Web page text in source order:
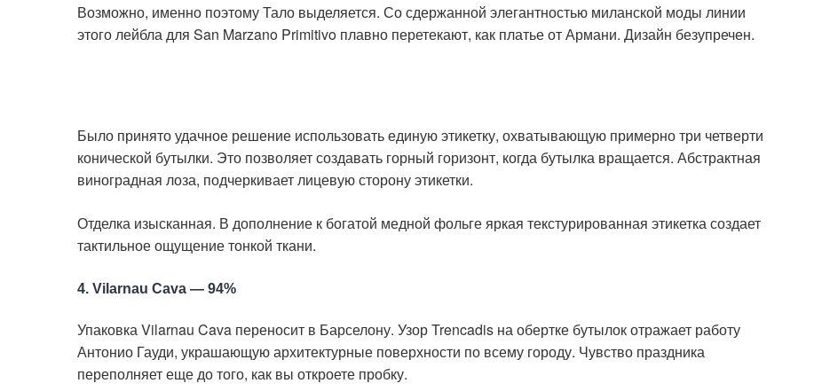
Возможно, именно поэтому Тало выделяется. Со сдержанной элегантностью миланской моды линии
этого лейбла для San Marzano Primitivo плавно перетекают, как платье от Армани. Дизайн безупречен.
Было принято удачное решение использовать единую этикетку, охватывающую примерно три четверти
конической бутылки. Это позволяет создавать горный горизонт, когда бутылка вращается. Абстрактная
виноградная лоза, подчеркивает лицевую сторону этикетки.
Отделка изысканная. В дополнение к богатой медной фольге яркая текстурированная этикетка создает
тактильное ощущение тонкой ткани.
4. Vilarnau Cava — 94%
Упаковка Vilarnau Cava переносит в Барселону. Узор Trencadis на обертке бутылок отражает работу
Антонио Гауди, украшающую архитектурные поверхности по всему городу. Чувство праздника
переполняет еще до того, как вы откроете пробку.